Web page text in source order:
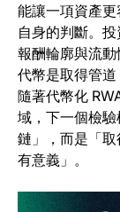
能讓一項資產
自身的判斷。
報酬輪廓與流動
代幣是取得管道
隨著代幣化
域，下一個檢
鏈」，而是「
有意義」。